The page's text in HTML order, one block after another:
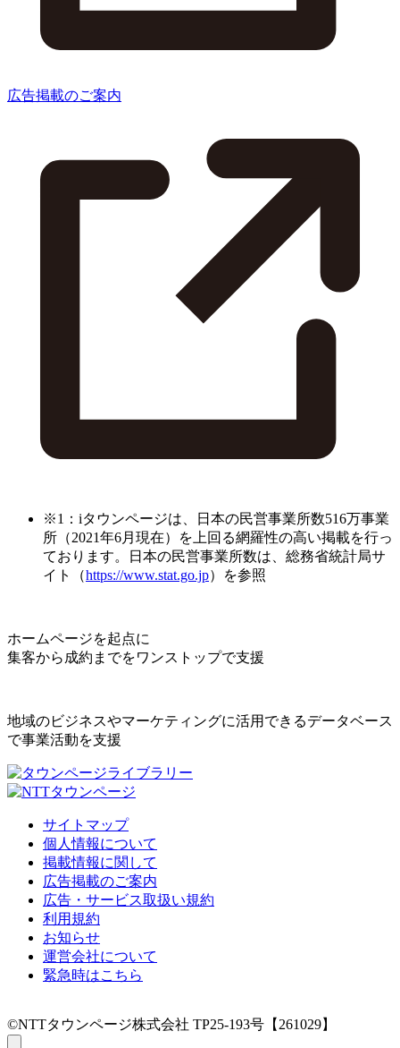
広告掲載のご案内
※1：iタウンページは、日本の民営事業所数516万事業
所（2021年6月現在）を上回る網羅性の高い掲載を行っ
ております。日本の民営事業所数は、総務省統計局サ
イト（https://www.stat.go.jp）を参照
ホームページを起点に
集客から成約までをワンストップで支援
地域のビジネスやマーケティングに活用できるデータベース
で事業活動を支援
サイトマップ
個人情報について
掲載情報に関して
広告掲載のご案内
広告・サービス取扱い規約
利用規約
お知らせ
運営会社について
緊急時はこちら
©NTTタウンページ株式会社 TP25-193号【261029】